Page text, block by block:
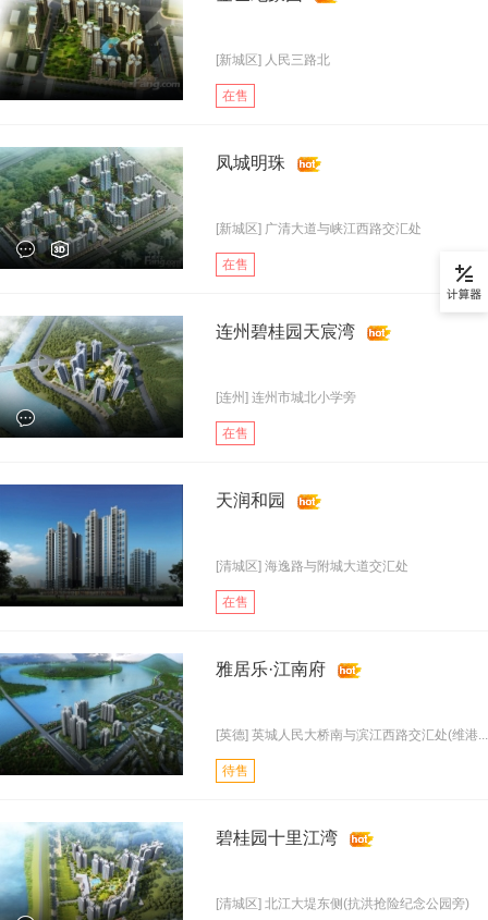
[新城区] 人民三路北
在售
凤城明珠
[新城区] 广清大道与峡江西路交汇处
在售
连州碧桂园天宸湾
[连州] 连州市城北小学旁
在售
天润和园
[清城区] 海逸路与附城大道交汇处
在售
雅居乐·江南府
[英德] 英城人民大桥南与滨江西路交汇处(维港...
待售
碧桂园十里江湾
[清城区] 北江大堤东侧(抗洪抢险纪念公园旁)